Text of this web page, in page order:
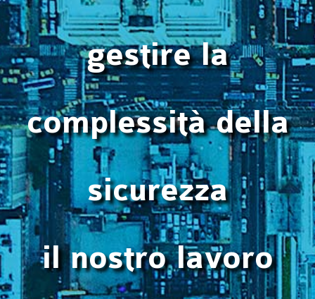
gestire la
complessità della
sicurezza
il nostro lavoro